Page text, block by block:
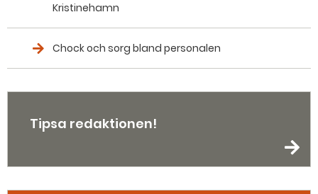
Kristinehamn
Chock och sorg bland personalen
Tipsa redaktionen!